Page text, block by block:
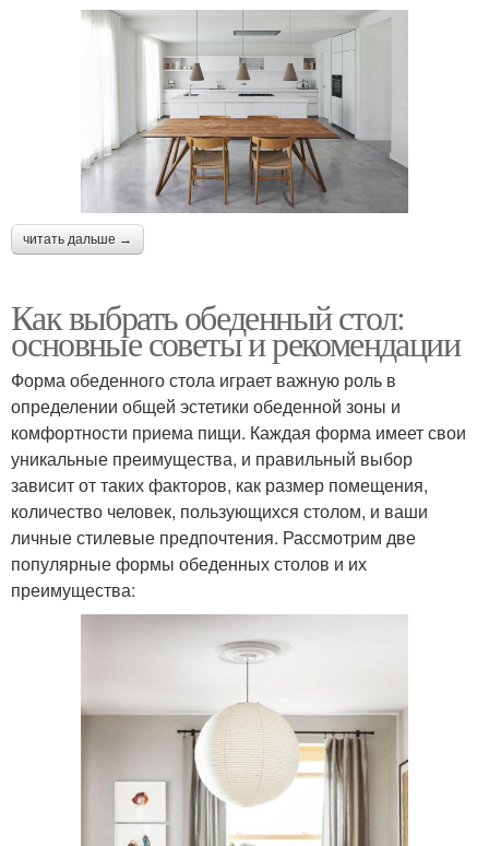
читать дальше →
Как выбрать обеденный стол:
основные советы и рекомендации
Форма обеденного стола играет важную роль в
определении общей эстетики обеденной зоны и
комфортности приема пищи. Каждая форма имеет свои
уникальные преимущества, и правильный выбор
зависит от таких факторов, как размер помещения,
количество человек, пользующихся столом, и ваши
личные стилевые предпочтения. Рассмотрим две
популярные формы обеденных столов и их
преимущества: